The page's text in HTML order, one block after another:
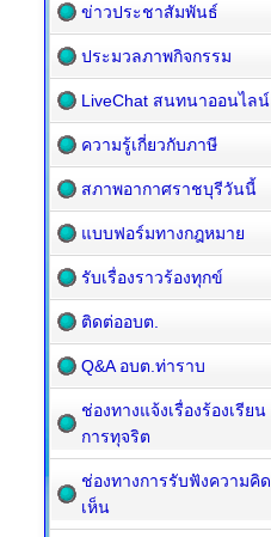
ข่าวประชาสัมพันธ์
ประมวลภาพกิจกรรม
LiveChat สนทนาออนไลน์
ความรู้เกี่ยวกับภาษี
สภาพอากาศราชบุรีวันนี้
แบบฟอร์มทางกฎหมาย
รับเรื่องราวร้องทุกข์
ติดต่ออบต.
Q&A อบต.ท่าราบ
ช่องทางแจ้งเรื่องร้องเรียน
การทุจริต
ช่องทางการรับฟังความคิด
เห็น